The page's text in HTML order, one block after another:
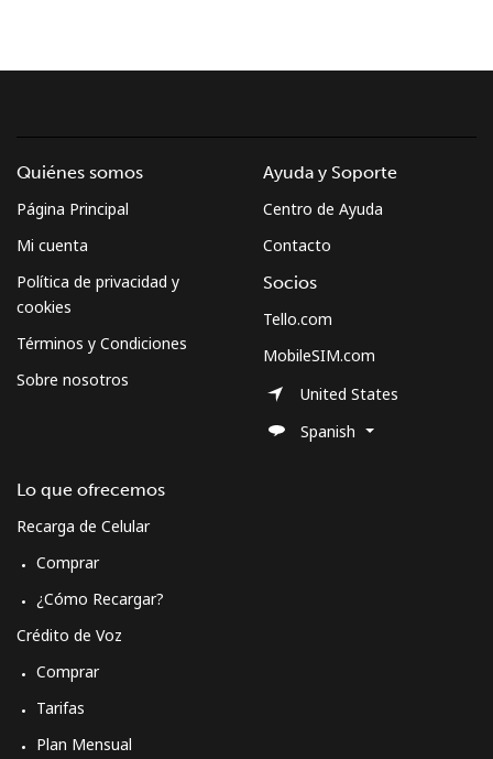
Quiénes somos
Página Principal
Mi cuenta
Política de privacidad y
cookies
Términos y Condiciones
Sobre nosotros
Lo que ofrecemos
Recarga de Celular
Comprar
¿Cómo Recargar?
Crédito de Voz
Comprar
Tarifas
Plan Mensual
Ayuda y Soporte
Centro de Ayuda
Contacto
Socios
Tello.com
MobileSIM.com
United States
Spanish